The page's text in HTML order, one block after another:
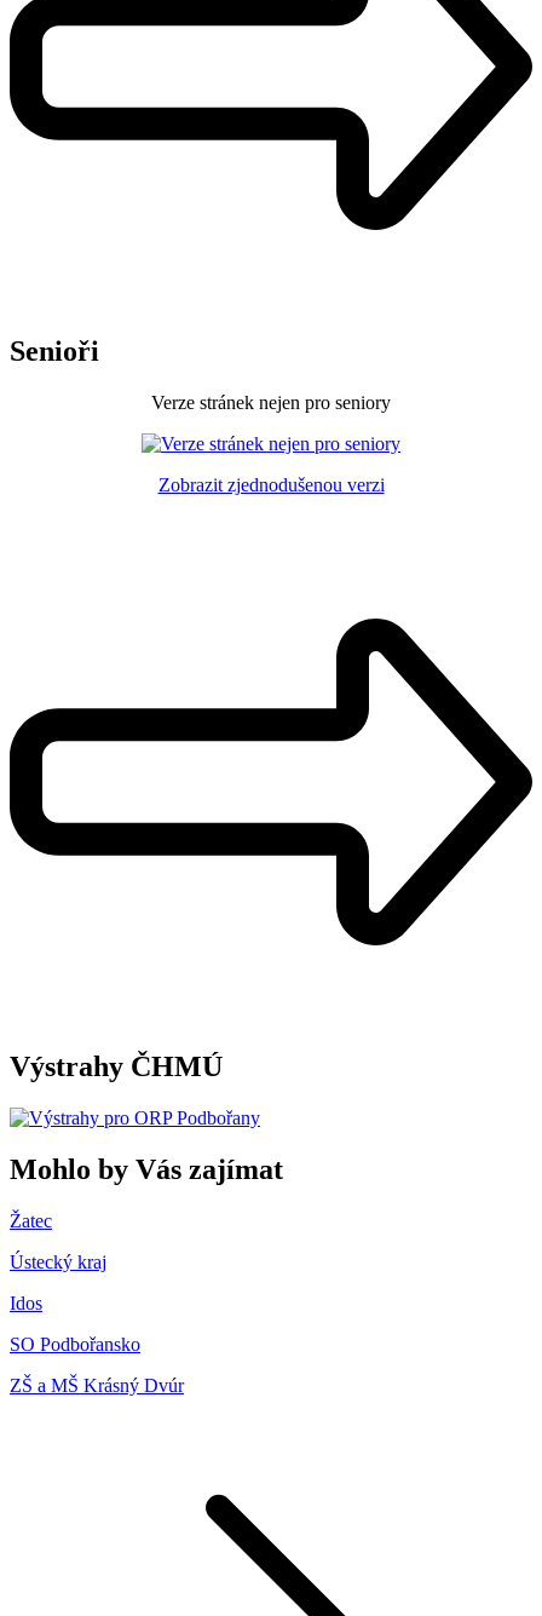
Senioři
Verze stránek nejen pro seniory
Zobrazit zjednodušenou verzi
Výstrahy ČHMÚ
Mohlo by Vás zajímat
Žatec
Ústecký kraj
Idos
SO Podbořansko
ZŠ a MŠ Krásný Dvúr